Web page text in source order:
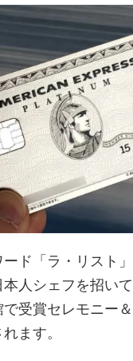
ド「ラ・リスト
人シェフを招い
で受賞セレモニー
ます。